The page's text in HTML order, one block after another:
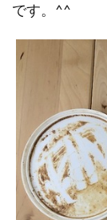
です。^^